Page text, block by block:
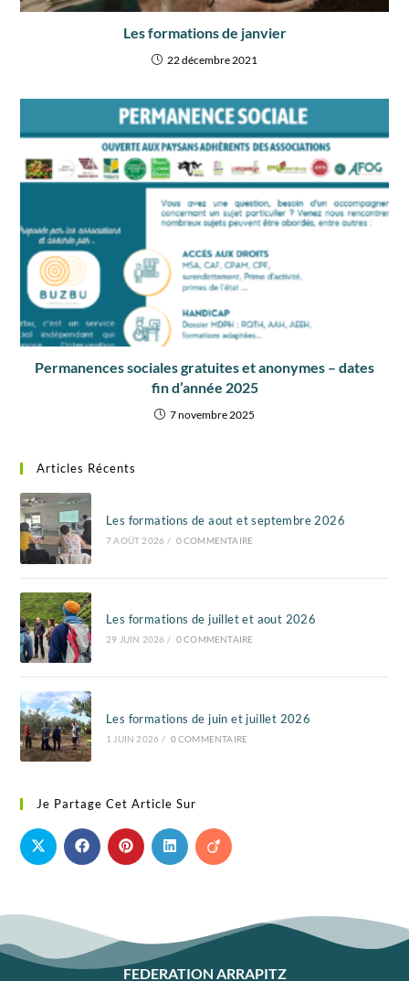
Les formations de janvier
22 décembre 2021
Permanences sociales gratuites et anonymes – dates
fin d’année 2025
7 novembre 2025
Articles Récents
Les formations de aout et septembre 2026
7 AOÛT 2026 / 0 COMMENTAIRE
Les formations de juillet et aout 2026
29 JUIN 2026 / 0 COMMENTAIRE
Les formations de juin et juillet 2026
1 JUIN 2026 / 0 COMMENTAIRE
Je Partage Cet Article Sur
FEDERATION ARRAPITZ